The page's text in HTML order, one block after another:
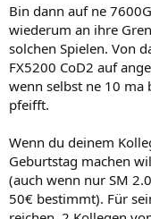
Bin dann auf ne
wiederum an ihre
solchen Spielen. Von
FX5200 CoD2 auf
wenn selbst ne 10 ma
pfeifft.
Wenn du deinem
Geburtstag machen
(auch wenn nur SM
50€ bestimmt). Für